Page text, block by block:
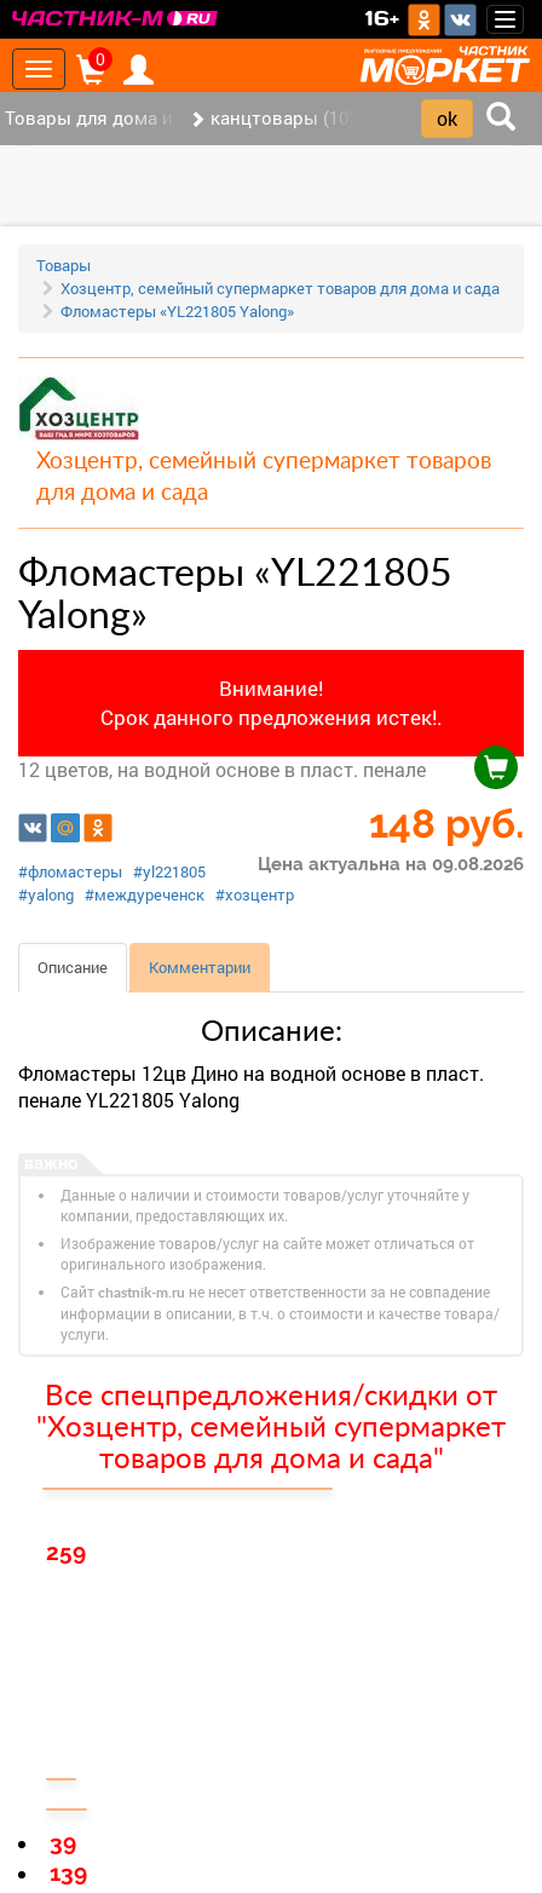
16+
Toggle
navigation
0
Товары для дома и офиса (115)канцтовары (10)
Товары
Хозцентр, семейный супермаркет товаров для дома и сада
Фломастеры «YL221805 Yalong»
Хозцентр, семейный супермаркет товаров
для дома и сада
Фломастеры «YL221805
Yalong»
Внимание!
Срок данного предложения истек!.
12 цветов, на водной основе в пласт. пенале
148 руб.
Цена актуальна на 09.08.2026
#фломастеры #yl221805
#yalong #междуреченск #хозцентр
Описание Комментарии
Описание:
Фломастеры 12цв Дино на водной основе в пласт.
пенале YL221805 Yalong
Данные о наличии и стоимости товаров/услуг уточняйте у
компании, предоставляющих их.
Изображение товаров/услуг на сайте может отличаться от
оригинального изображения.
Сайт chastnik-m.ru не несет ответственности за не совпадение
информации в описании, в т.ч. о стоимости и качестве товара/
услуги.
Все спецпредложения/скидки от
"Хозцентр, семейный супермаркет
товаров для дома и сада"
259
139
39
‹ ›